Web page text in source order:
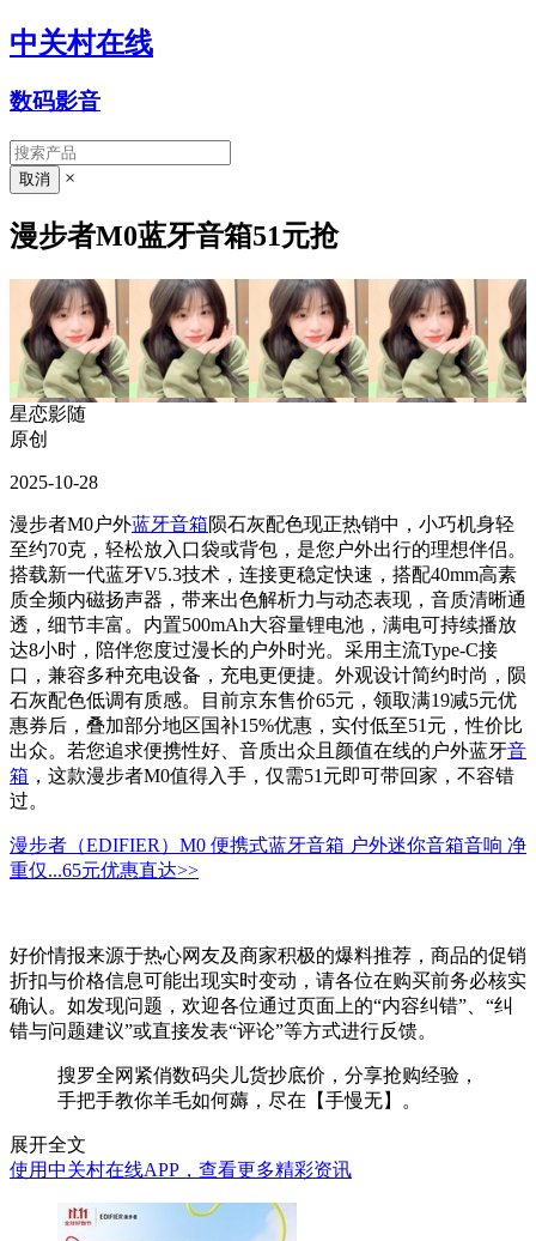
中关村在线
数码影音
×
漫步者M0蓝牙音箱51元抢
星恋影随
原创
2025-10-28
漫步者M0户外蓝牙音箱陨石灰配色现正热销中，小巧机身轻
至约70克，轻松放入口袋或背包，是您户外出行的理想伴侣。
搭载新一代蓝牙V5.3技术，连接更稳定快速，搭配40mm高素
质全频内磁扬声器，带来出色解析力与动态表现，音质清晰通
透，细节丰富。内置500mAh大容量锂电池，满电可持续播放
达8小时，陪伴您度过漫长的户外时光。采用主流Type-C接
口，兼容多种充电设备，充电更便捷。外观设计简约时尚，陨
石灰配色低调有质感。目前京东售价65元，领取满19减5元优
惠券后，叠加部分地区国补15%优惠，实付低至51元，性价比
出众。若您追求便携性好、音质出众且颜值在线的户外蓝牙音
箱 ，这款漫步者M0值得入手，仅需51元即可带回家，不容错
过。
漫步者（EDIFIER）M0 便携式蓝牙音箱 户外迷你音箱音响 净
重仅...65元优惠直达>>
好价情报来源于热心网友及商家积极的爆料推荐，商品的促销
折扣与价格信息可能出现实时变动，请各位在购买前务必核实
确认。如发现问题，欢迎各位通过页面上的“内容纠错”、“纠
错与问题建议”或直接发表“评论”等方式进行反馈。
搜罗全网紧俏数码尖儿货抄底价，分享抢购经验，
手把手教你羊毛如何薅，尽在【手慢无】。
展开全文
使用中关村在线APP，查看更多精彩资讯